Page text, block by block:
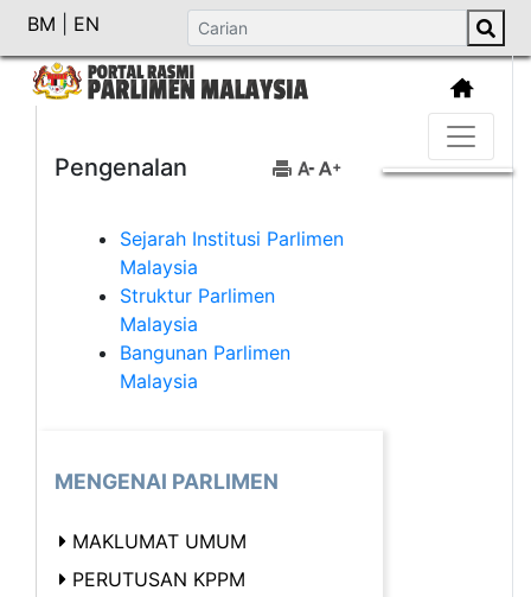
BM EN
Pengenalan
Sejarah Institusi Parlimen
Malaysia
Struktur Parlimen
Malaysia
Bangunan Parlimen
Malaysia
MENGENAI PARLIMEN
MAKLUMAT UMUM
PERUTUSAN KPPM